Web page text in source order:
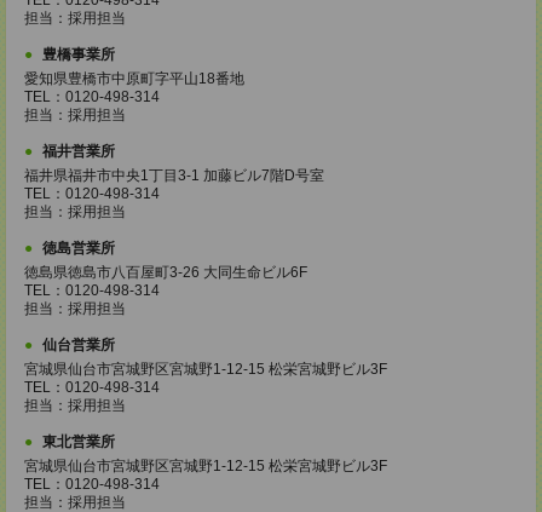
担当：採用担当
豊橋事業所
愛知県豊橋市中原町字平山18番地
TEL：0120-498-314
担当：採用担当
福井営業所
福井県福井市中央1丁目3-1 加藤ビル7階D号室
TEL：0120-498-314
担当：採用担当
徳島営業所
徳島県徳島市八百屋町3-26 大同生命ビル6F
TEL：0120-498-314
担当：採用担当
仙台営業所
宮城県仙台市宮城野区宮城野1-12-15 松栄宮城野ビル3F
TEL：0120-498-314
担当：採用担当
東北営業所
宮城県仙台市宮城野区宮城野1-12-15 松栄宮城野ビル3F
TEL：0120-498-314
担当：採用担当